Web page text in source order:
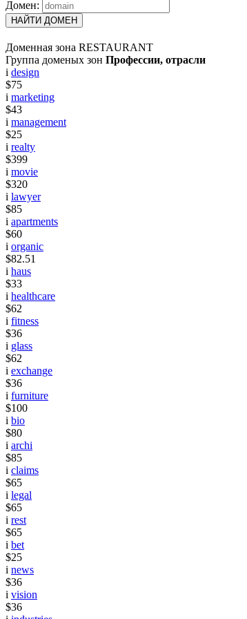
Домен:
НАЙТИ ДОМЕН
Доменная зона RESTAURANT
Группа доменых зон Профессии, отрасли
i design
$75
i marketing
$43
i management
$25
i realty
$399
i movie
$320
i lawyer
$85
i apartments
$60
i organic
$82.51
i haus
$33
i healthcare
$62
i fitness
$36
i glass
$62
i exchange
$36
i furniture
$100
i bio
$80
i archi
$85
i claims
$65
i legal
$65
i rest
$65
i bet
$25
i news
$36
i vision
$36